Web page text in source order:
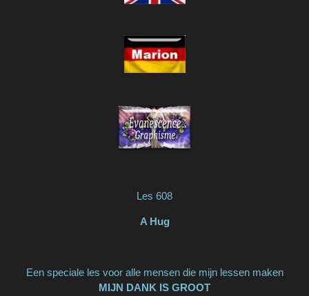
Les 608
A Hug
Een speciale les voor alle mensen die mijn lessen maken
MIJN DANK IS GROOT